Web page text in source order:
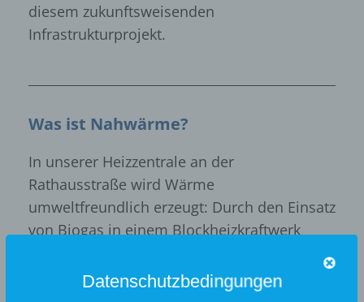
diesem zukunftsweisenden
Infrastrukturprojekt.
Was ist Nahwärme?
In unserer Heizzentrale an der
Rathausstraße wird Wärme
umweltfreundlich erzeugt: Durch den Einsatz
von Biogas in einem Blockheizkraftwerk
Strom. Die Wärme wird über ein
geschlossenes Wassersystem mit bis zu 90
Datenschutzbedingungen